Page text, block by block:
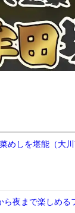
めしを堪能（大川
夜まで楽しめる